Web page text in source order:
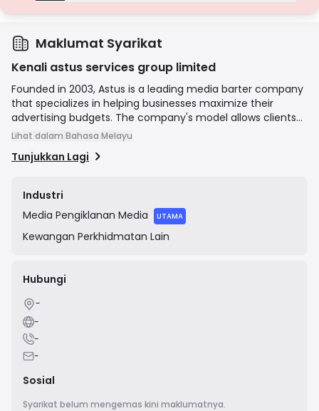
Daripada bidang kuasa dengan pengawasan minimum, lesen ini
dana dan insurans. Walaupun menarik untuk fleksibiliti operasi, ia
menimbulkan risiko yang lebih tinggi kepada pedagang.
Maklumat Syarikat
Kenali astus services group limited
Founded in 2003, Astus is a leading media barter company
that specializes in helping businesses maximize their
advertising budgets. The company's model allows clients
to part-pay for their media campaigns using their own
inventory or underutilized assets. Astus works with a wide
sectors to deliver advertising solutions across TV, radio,
digital, print, and out-of-home channels.
Lihat dalam Bahasa Melayu
Tunjukkan Lagi
Industri
Media Pengiklanan Media UTAMA
Kewangan Perkhidmatan Lain
Hubungi
-
-
-
-
Sosial
Syarikat belum mengemas kini maklumatnya.